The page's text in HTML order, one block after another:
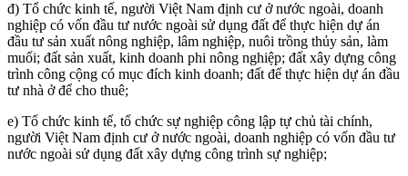
đ) Tổ chức kinh tế, người Việt Nam định cư ở nước ngoài, doanh
nghiệp có vốn đầu tư nước ngoài sử dụng đất để thực hiện dự án
đầu tư sản xuất nông nghiệp, lâm nghiệp, nuôi trồng thủy sản, làm
muối; đất sản xuất, kinh doanh phi nông nghiệp; đất xây dựng công
trình công cộng có mục đích kinh doanh; đất để thực hiện dự án đầu
tư nhà ở để cho thuê;
e) Tổ chức kinh tế, tổ chức sự nghiệp công lập tự chủ tài chính,
người Việt Nam định cư ở nước ngoài, doanh nghiệp có vốn đầu tư
nước ngoài sử dụng đất xây dựng công trình sự nghiệp;